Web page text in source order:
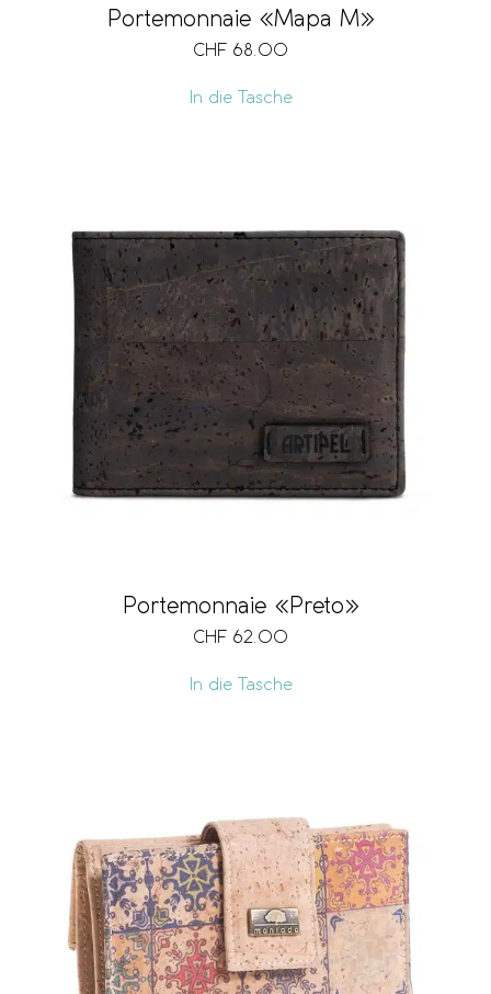
Portemonnaie «Mapa M»
CHF 68.00
In die Tasche
Portemonnaie «Preto»
CHF 62.00
In die Tasche